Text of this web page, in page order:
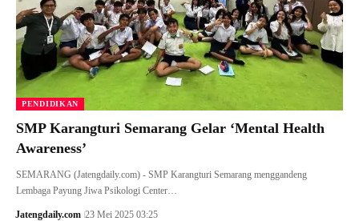
PENDIDIKAN
SMP Karangturi Semarang Gelar ‘Mental Health
Awareness’
SEMARANG (Jatengdaily.com) - SMP Karangturi Semarang menggandeng
Lembaga Payung Jiwa Psikologi Center…
Jatengdaily.com 23 Mei 2025 03:25